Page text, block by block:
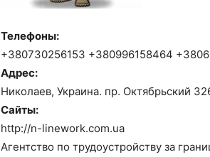
Телефоны:
+380730256153 +380996158464
Адрес:
Николаев, Украина. пр. Октябрьский
Сайты:
http://n-linework.com.ua
Агентство по трудоустройству за